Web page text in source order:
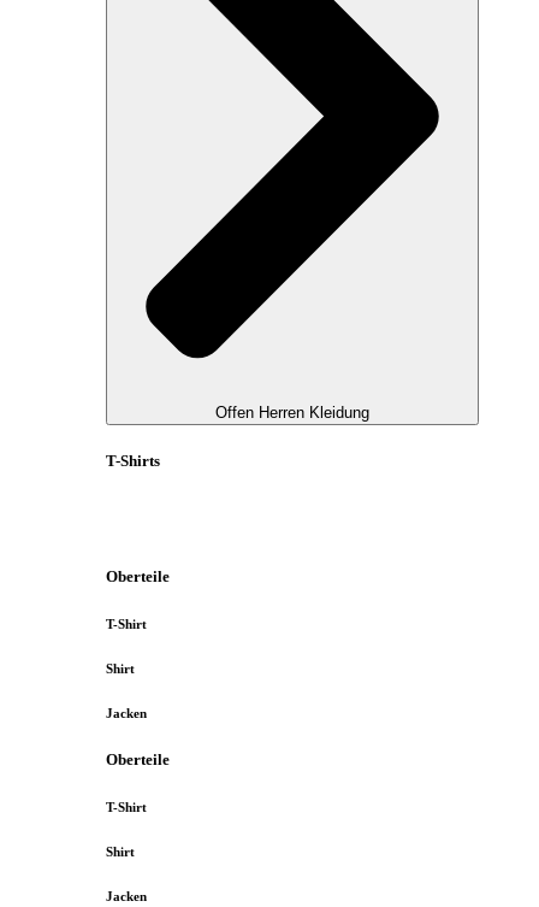
Offen Herren Kleidung
T-Shirts
Oberteile
T-Shirt
Shirt
Jacken
Oberteile
T-Shirt
Shirt
Jacken